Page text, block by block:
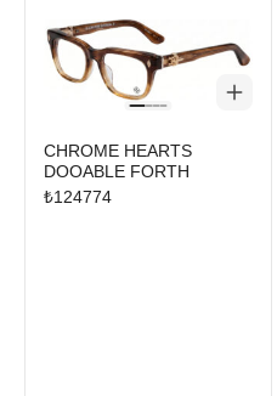
CHROME HEARTS
DOOABLE FORTH
₺124774